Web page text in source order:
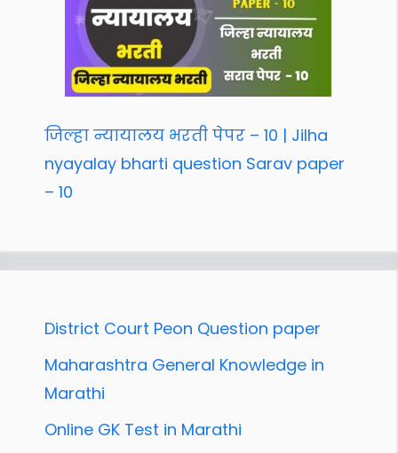
जिल्हा न्यायालय भरती पेपर – 10 | Jilha
nyayalay bharti question Sarav paper
– 10
District Court Peon Question paper
Maharashtra General Knowledge in
Marathi
Online GK Test in Marathi